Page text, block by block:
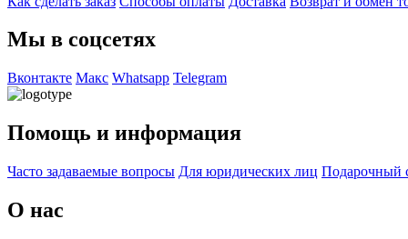
Мы в соцсетях
Вконтакте Макс Whatsapp Telegram
Помощь и информация
Часто задаваемые вопросы Для юридических лиц Подарочный
О нас